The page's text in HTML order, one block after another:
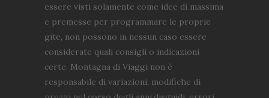
essere visti solamente come idee di massima
e premesse per programmare le proprie
gite, non possono in nessun caso essere
considerate quali consigli o indicazioni
certe. Montagna di Viaggi non è
responsabile di variazioni, modifiche di